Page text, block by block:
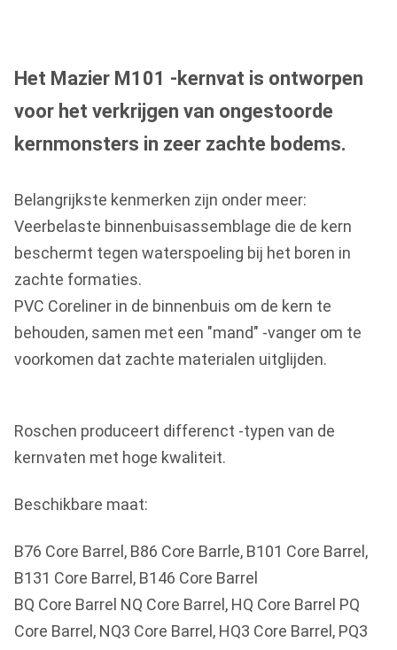
Het Mazier M101 -kernvat is ontworpen
voor het verkrijgen van ongestoorde
kernmonsters in zeer zachte bodems.
Belangrijkste kenmerken zijn onder meer:
Veerbelaste binnenbuisassemblage die de kern
beschermt tegen waterspoeling bij het boren in
zachte formaties.
PVC Coreliner in de binnenbuis om de kern te
behouden, samen met een "mand" -vanger om te
voorkomen dat zachte materialen uitglijden.
Roschen produceert differenct -typen van de
kernvaten met hoge kwaliteit.
Beschikbare maat:
B76 Core Barrel, B86 Core Barrle, B101 Core Barrel,
B131 Core Barrel, B146 Core Barrel
BQ Core Barrel NQ Core Barrel, HQ Core Barrel PQ
Core Barrel, NQ3 Core Barrel, HQ3 Core Barrel, PQ3